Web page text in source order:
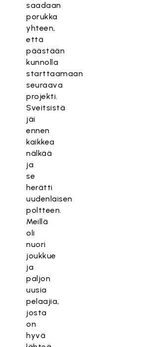
saadaan
porukka
yhteen,
että
päästään
kunnolla
starttaamaan
seuraava
projekti.
Sveitsistä
jäi
ennen
kaikkea
nälkää
ja
se
herätti
uudenlaisen
poltteen.
Meillä
oli
nuori
joukkue
ja
paljon
uusia
pelaajia,
josta
on
hyvä